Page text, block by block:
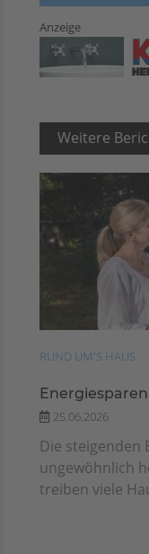
Anzeige
Weitere
RUND UM'S HAUS
25.06.2026
Die steigenden
ungewöhnlich
treiben viele